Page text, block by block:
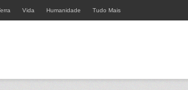
Vida Humanidade Tudo Mais